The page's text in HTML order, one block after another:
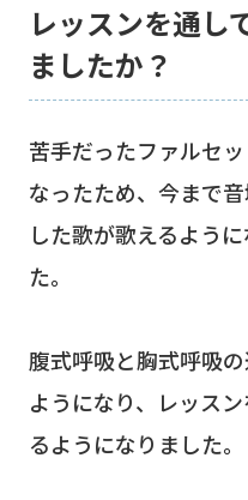
レッスンを通し
ましたか？
苦手だったファルセ
なったため、今まで
した歌が歌えるよう
た。
腹式呼吸と胸式呼吸
ようになり、レッス
るようになりました。